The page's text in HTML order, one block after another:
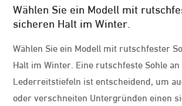
Wählen Sie ein Modell mit
sicheren Halt im Winter.
Wählen Sie ein Modell mit rutschfester
Halt im Winter. Eine rutschfeste Sohle
Lederreitstiefeln ist entscheidend, um
oder verschneiten Untergründen einen